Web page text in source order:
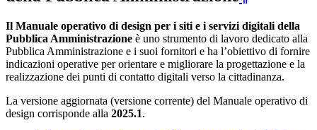
Il Manuale operativo di design per i siti e i servizi digitali della
Pubblica Amministrazione è uno strumento di lavoro dedicato alla
Pubblica Amministrazione e i suoi fornitori e ha l’obiettivo di fornire
indicazioni operative per orientare e migliorare la progettazione e la
realizzazione dei punti di contatto digitali verso la cittadinanza.
La versione aggiornata (versione corrente) del Manuale operativo di
design corrisponde alla 2025.1.